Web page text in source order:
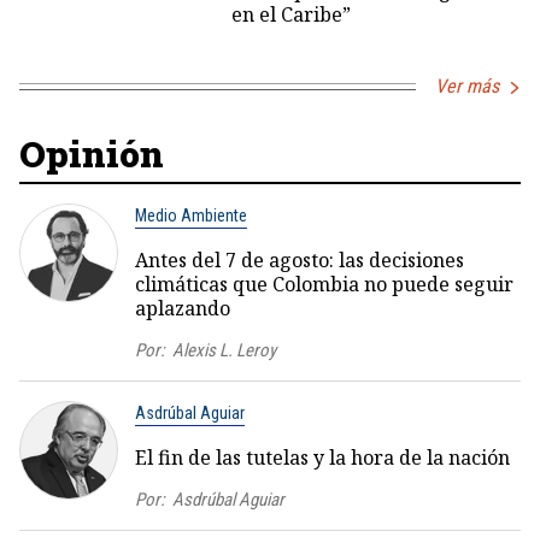
en el Caribe”
Ver más
Opinión
Medio Ambiente
Antes del 7 de agosto: las decisiones
climáticas que Colombia no puede seguir
aplazando
Por: Alexis L. Leroy
Asdrúbal Aguiar
El fin de las tutelas y la hora de la nación
Por: Asdrúbal Aguiar